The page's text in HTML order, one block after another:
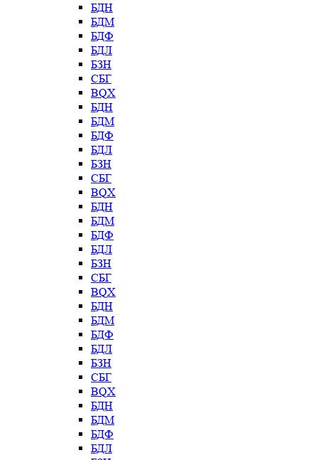
БДН
БДМ
БДФ
БДЛ
БЗН
СБГ
BQX
БДН
БДМ
БДФ
БДЛ
БЗН
СБГ
BQX
БДН
БДМ
БДФ
БДЛ
БЗН
СБГ
BQX
БДН
БДМ
БДФ
БДЛ
БЗН
СБГ
BQX
БДН
БДМ
БДФ
БДЛ